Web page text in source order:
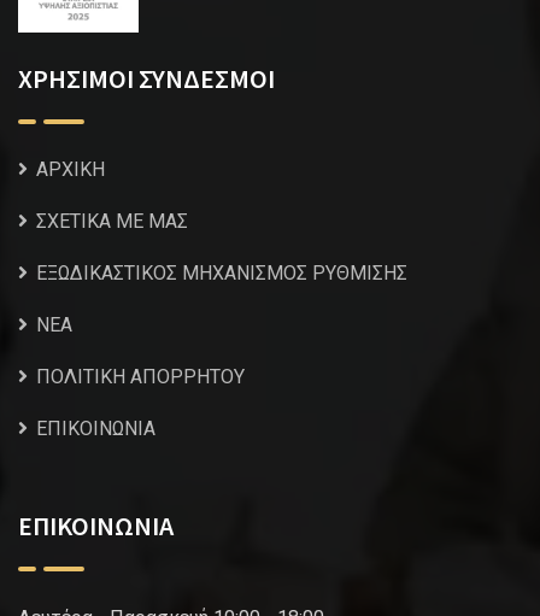
ΧΡΗΣΙΜΟΙ ΣΥΝΔΕΣΜΟΙ
ΑΡΧΙΚΗ
ΣΧΕΤΙΚΑ ΜΕ ΜΑΣ
ΕΞΩΔΙΚΑΣΤΙΚΟΣ ΜΗΧΑΝΙΣΜΟΣ ΡΥΘΜΙΣΗΣ
NEA
ΠΟΛΙΤΙΚΗ ΑΠΟΡΡΗΤΟΥ
ΕΠΙΚΟΙΝΩΝΙΑ
ΕΠΙΚΟΙΝΩΝΙΑ